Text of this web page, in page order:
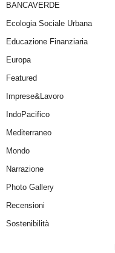
BANCAVERDE
Ecologia Sociale Urbana
Educazione Finanziaria
Europa
Featured
Imprese&Lavoro
IndoPacifico
Mediterraneo
Mondo
Narrazione
Photo Gallery
Recensioni
Sostenibilità